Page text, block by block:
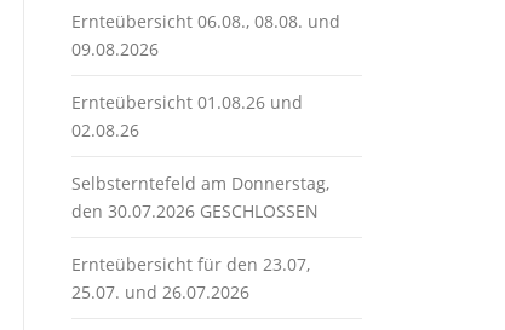
Ernteübersicht 06.08., 08.08. und
09.08.2026
Ernteübersicht 01.08.26 und
02.08.26
Selbsterntefeld am Donnerstag,
den 30.07.2026 GESCHLOSSEN
Ernteübersicht für den 23.07,
25.07. und 26.07.2026